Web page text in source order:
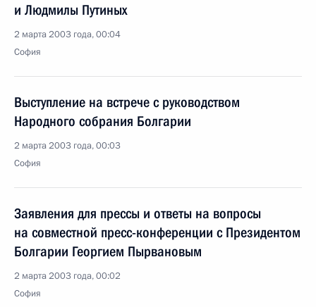
и Людмилы Путиных
2 марта 2003 года, 00:04
София
Выступление на встрече с руководством
Народного собрания Болгарии
2 марта 2003 года, 00:03
София
Заявления для прессы и ответы на вопросы
на совместной пресс-конференции с Президентом
Болгарии Георгием Пырвановым
2 марта 2003 года, 00:02
София